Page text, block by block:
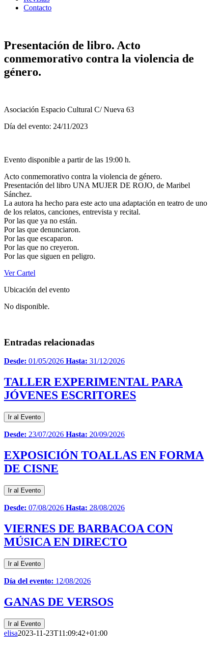
Contacto
Presentación de libro. Acto
conmemorativo contra la violencia de
género.
Asociación Espacio Cultural C/ Nueva 63
Día del evento: 24/11/2023
Evento disponible a partir de las 19:00 h.
Acto conmemorativo contra la violencia de género.
Presentación del libro UNA MUJER DE ROJO, de Maribel
Sánchez.
La autora ha hecho para este acto una adaptación en teatro de uno
de los relatos, canciones, entrevista y recital.
Por las que ya no están.
Por las que denunciaron.
Por las que escaparon.
Por las que no creyeron.
Por las que siguen en peligro.
Ver Cartel
Ubicación del evento
No disponible.
Entradas relacionadas
Desde: 01/05/2026 Hasta: 31/12/2026
TALLER EXPERIMENTAL PARA
JÓVENES ESCRITORES
Ir al Evento
Desde: 23/07/2026 Hasta: 20/09/2026
EXPOSICIÓN TOALLAS EN FORMA
DE CISNE
Ir al Evento
Desde: 07/08/2026 Hasta: 28/08/2026
VIERNES DE BARBACOA CON
MÚSICA EN DIRECTO
Ir al Evento
Día del evento: 12/08/2026
GANAS DE VERSOS
Ir al Evento
elisa2023-11-23T11:09:42+01:00